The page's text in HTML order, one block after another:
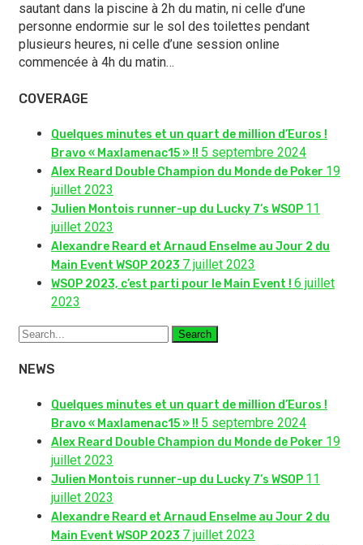
sautant dans la piscine à 2h du matin, ni celle d’une
personne endormie sur le sol des toilettes pendant
plusieurs heures, ni celle d’une session online
commencée à 4h du matin…
COVERAGE
Quelques minutes et un quart de million d’Euros !
Bravo « Maxlamenac15 » !! 5 septembre 2024
Alex Reard Double Champion du Monde de Poker 19
juillet 2023
Julien Montois runner-up du Lucky 7’s WSOP 11
juillet 2023
Alexandre Reard et Arnaud Enselme au Jour 2 du
Main Event WSOP 2023 7 juillet 2023
WSOP 2023, c’est parti pour le Main Event ! 6 juillet
2023
Search
NEWS
Quelques minutes et un quart de million d’Euros !
Bravo « Maxlamenac15 » !! 5 septembre 2024
Alex Reard Double Champion du Monde de Poker 19
juillet 2023
Julien Montois runner-up du Lucky 7’s WSOP 11
juillet 2023
Alexandre Reard et Arnaud Enselme au Jour 2 du
Main Event WSOP 2023 7 juillet 2023